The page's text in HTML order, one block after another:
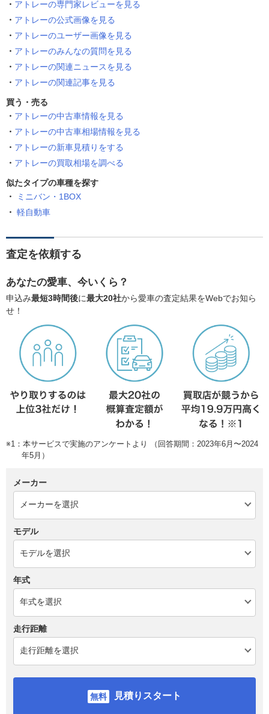
アトレーの専門家レビューを見る
アトレーの公式画像を見る
アトレーのユーザー画像を見る
アトレーのみんなの質問を見る
アトレーの関連ニュースを見る
アトレーの関連記事を見る
買う・売る
アトレーの中古車情報を見る
アトレーの中古車相場情報を見る
アトレーの新車見積りをする
アトレーの買取相場を調べる
似たタイプの車種を探す
ミニバン・1BOX
軽自動車
査定を依頼する
あなたの愛車、今いくら？
申込み最短3時間後に最大20社から愛車の査定結果をWebでお知ら
せ！
※1：本サービスで実施のアンケートより （回答期間：2023年6月〜2024
年5月）
メーカー
モデル
年式
走行距離
見積りスタート